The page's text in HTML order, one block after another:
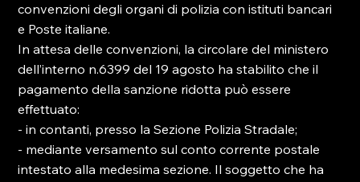
convenzioni degli organi di polizia con istituti bancari
e Poste italiane.
In attesa delle convenzioni, la circolare del ministero
dell’interno n.6399 del 19 agosto ha stabilito che il
pagamento della sanzione ridotta può essere
effettuato:
- in contanti, presso la Sezione Polizia Stradale;
- mediante versamento sul conto corrente postale
intestato alla medesima sezione. Il soggetto che ha